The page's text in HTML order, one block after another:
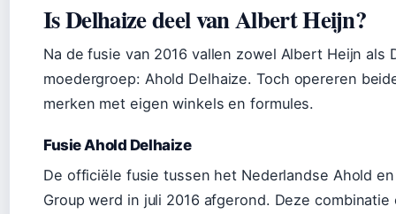
Is Delhaize deel van Albert Heijn?
Na de fusie van 2016 vallen zowel Albert Heijn als
moedergroep: Ahold Delhaize. Toch opereren
merken met eigen winkels en formules.
Fusie Ahold Delhaize
De officiële fusie tussen het Nederlandse Ahold
Group werd in juli 2016 afgerond. Deze